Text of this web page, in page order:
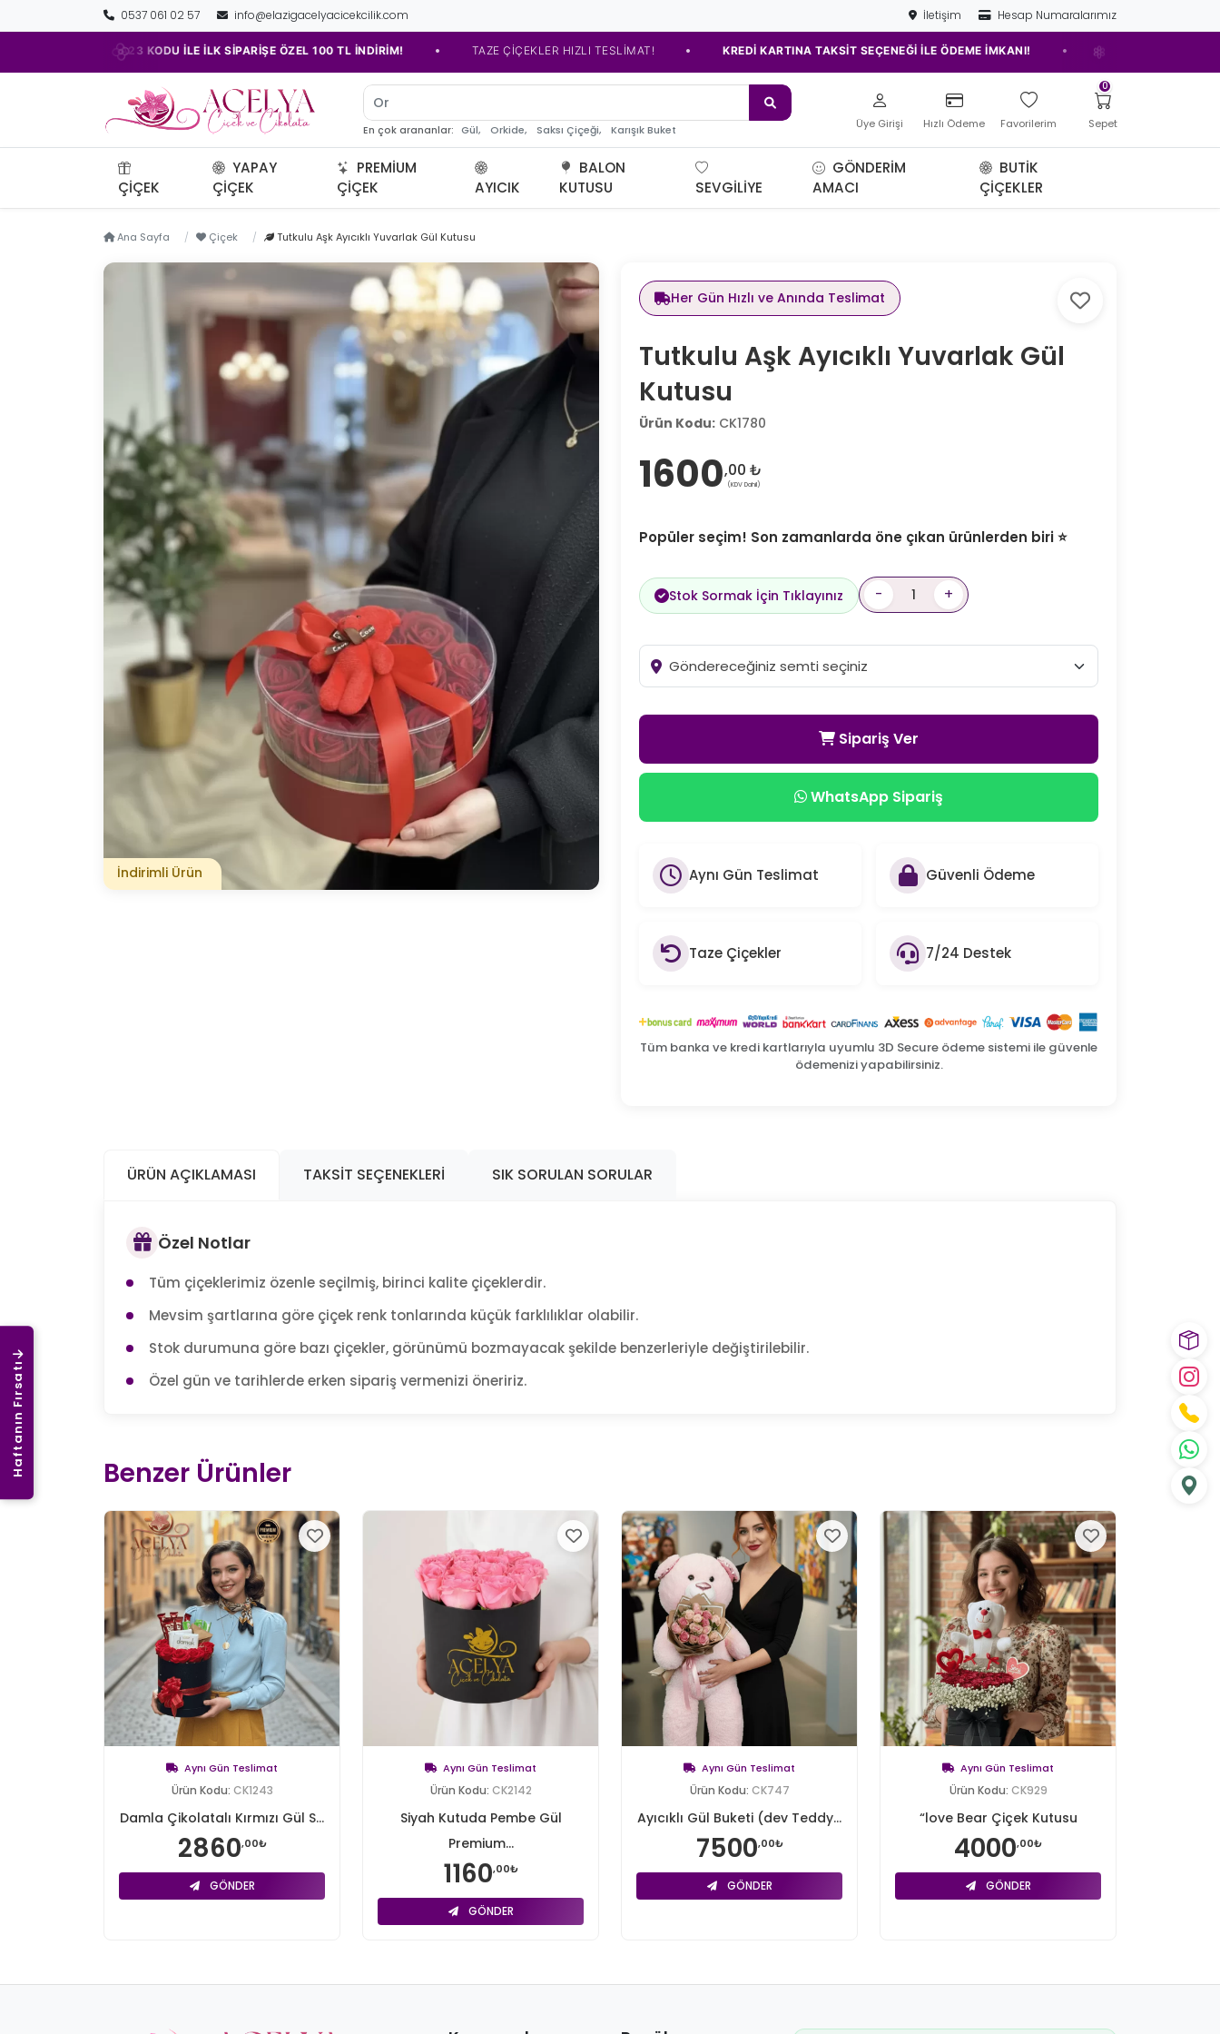
Haftanın Fırsatı
0537 061 02 57 info@elazigacelyacicekcilik.com İletişim Hesap Numaralarımız
ACELYA23 KODU İLE İLK SİPARİŞE ÖZEL 100 TL İNDİRİM! • TAZE ÇİÇEKLER HIZLI TESLİMAT! • KREDİ KARTINA TAKSİT SEÇENEĞİ İLE ÖDEME İMKANI! • ELAZIĞ'IN EN İYİ ÇİÇEKÇİSİ!
Orkide çiç
En çok arananlar: Gül, Orkide, Saksı Çiçeği, Karışık Buket Üye Girişi Hızlı Ödeme Favorilerim Sepet
0
ÇIÇEK
YAPAY
ÇIÇEK
PREMIUM
ÇIÇEK
AYICIK
BALON
KUTUSU
SEVGILIYE
GÖNDERIM
AMACI
BUTIK
ÇIÇEKLER
Ana Sayfa Çiçek Tutkulu Aşk Ayıcıklı Yuvarlak Gül Kutusu
İndirimli Ürün
Her Gün Hızlı ve Anında Teslimat
Tutkulu Aşk Ayıcıklı Yuvarlak Gül
Kutusu
Ürün Kodu: CK1780
1600,00 ₺
(KDV Dahil)
Popüler seçim! Son zamanlarda öne çıkan ürünlerden biri ⭐
Stok Sormak İçin Tıklayınız - +
Sipariş Ver
WhatsApp Sipariş
Aynı Gün Teslimat Güvenli Ödeme
Taze Çiçekler 7/24 Destek
Tüm banka ve kredi kartlarıyla uyumlu 3D Secure ödeme sistemi ile güvenle
ödemenizi yapabilirsiniz.
ÜRÜN AÇIKLAMASI TAKSIT SEÇENEKLERI SIK SORULAN SORULAR
Özel Notlar
Tüm çiçeklerimiz özenle seçilmiş, birinci kalite çiçeklerdir.
Mevsim şartlarına göre çiçek renk tonlarında küçük farklılıklar olabilir.
Stok durumuna göre bazı çiçekler, görünümü bozmayacak şekilde benzerleriyle değiştirilebilir.
Özel gün ve tarihlerde erken sipariş vermenizi öneririz.
Benzer Ürünler
Aynı Gün Teslimat
Ürün Kodu: CK1243
Damla Çikolatalı Kırmızı Gül S...
2860,00₺
GÖNDER
Aynı Gün Teslimat
Ürün Kodu: CK2142
Siyah Kutuda Pembe Gül
Premium...
1160,00₺
GÖNDER
Aynı Gün Teslimat
Ürün Kodu: CK747
Ayıcıklı Gül Buketi (dev Teddy...
7500,00₺
GÖNDER
Aynı Gün Teslimat
Ürün Kodu: CK929
“love Bear Çiçek Kutusu
4000,00₺
GÖNDER